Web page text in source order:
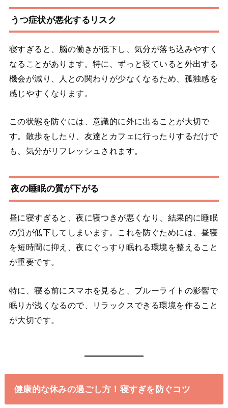
うつ症状が悪化するリスク
寝すぎると、脳の働きが低下し、気分が落ち込みやすく
なることがあります。特に、ずっと寝ていると外出する
機会が減り、人との関わりが少なくなるため、孤独感を
感じやすくなります。
この状態を防ぐには、意識的に外に出ることが大切で
す。散歩をしたり、友達とカフェに行ったりするだけで
も、気分がリフレッシュされます。
夜の睡眠の質が下がる
昼に寝すぎると、夜に寝つきが悪くなり、結果的に睡眠
の質が低下してしまいます。これを防ぐためには、昼寝
を短時間に抑え、夜にぐっすり眠れる環境を整えること
が重要です。
特に、寝る前にスマホを見ると、ブルーライトの影響で
眠りが浅くなるので、リラックスできる環境を作ること
が大切です。
健康的な休みの過ごし方！寝すぎを防ぐコツ